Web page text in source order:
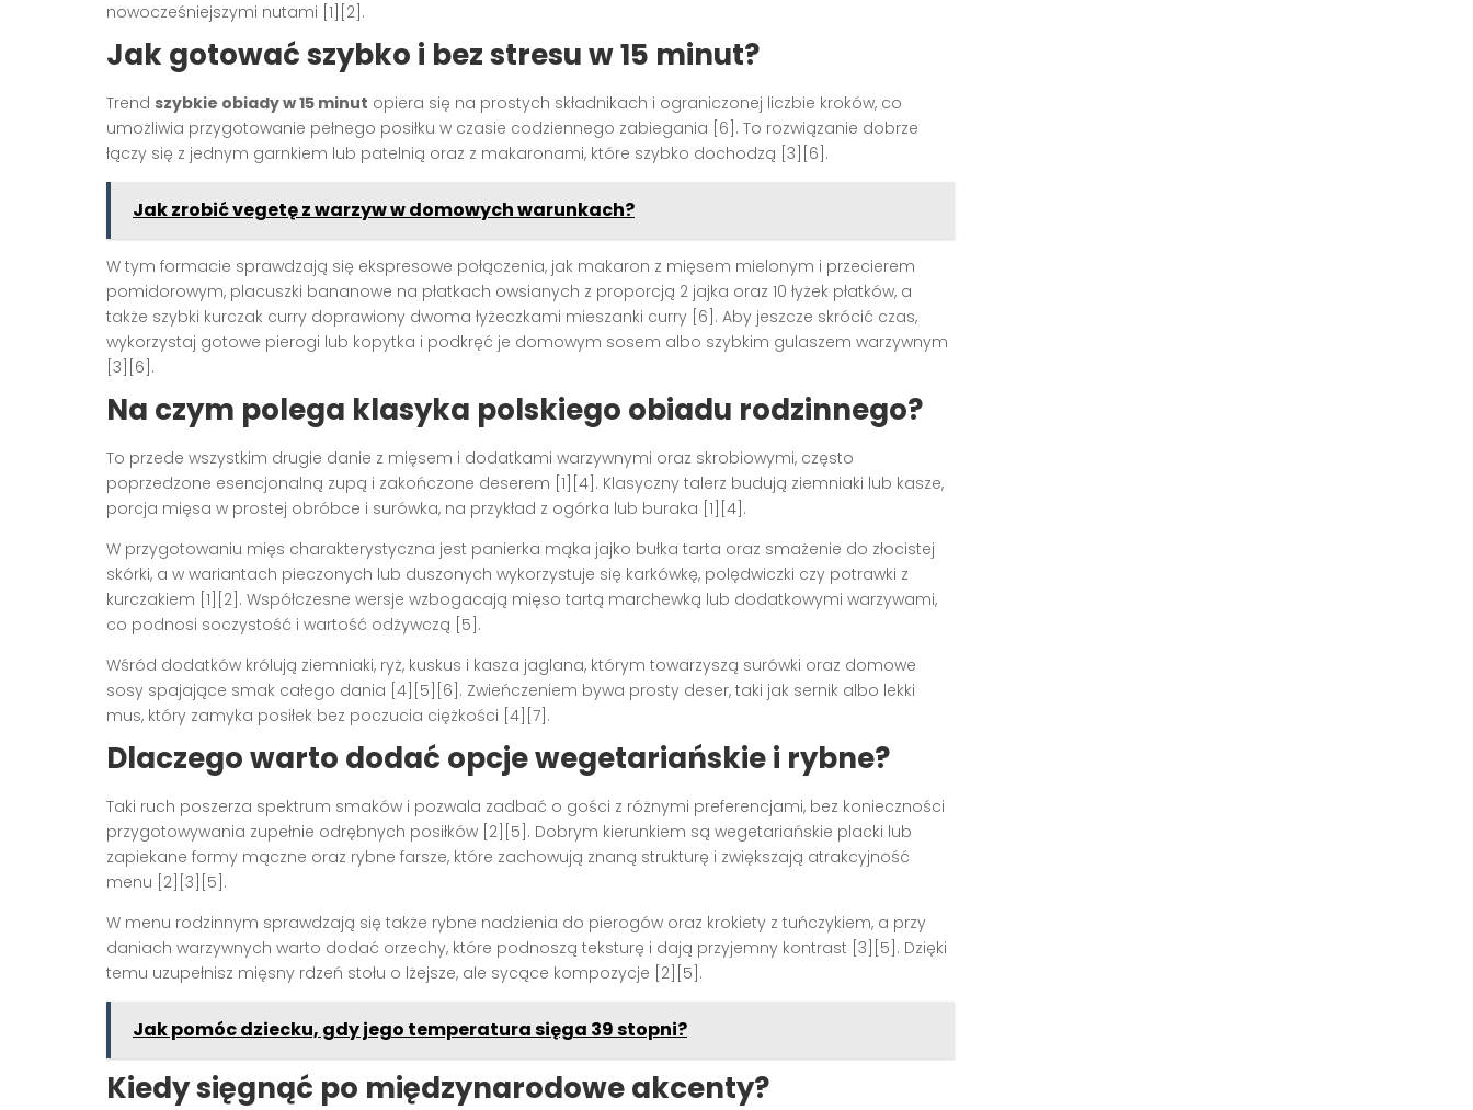
nowocześniejszymi nutami [1][2].
Jak gotować szybko i bez stresu w 15 minut?
Trend szybkie obiady w 15 minut opiera się na prostych składnikach i ograniczonej liczbie kroków, co
umożliwia przygotowanie pełnego posiłku w czasie codziennego zabiegania [6]. To rozwiązanie dobrze
łączy się z jednym garnkiem lub patelnią oraz z makaronami, które szybko dochodzą [3][6].
Jak zrobić vegetę z warzyw w domowych warunkach?
W tym formacie sprawdzają się ekspresowe połączenia, jak makaron z mięsem mielonym i przecierem
pomidorowym, placuszki bananowe na płatkach owsianych z proporcją 2 jajka oraz 10 łyżek płatków, a
także szybki kurczak curry doprawiony dwoma łyżeczkami mieszanki curry [6]. Aby jeszcze skrócić czas,
wykorzystaj gotowe pierogi lub kopytka i podkręć je domowym sosem albo szybkim gulaszem warzywnym
[3][6].
Na czym polega klasyka polskiego obiadu rodzinnego?
To przede wszystkim drugie danie z mięsem i dodatkami warzywnymi oraz skrobiowymi, często
poprzedzone esencjonalną zupą i zakończone deserem [1][4]. Klasyczny talerz budują ziemniaki lub kasze,
porcja mięsa w prostej obróbce i surówka, na przykład z ogórka lub buraka [1][4].
W przygotowaniu mięs charakterystyczna jest panierka mąka jajko bułka tarta oraz smażenie do złocistej
skórki, a w wariantach pieczonych lub duszonych wykorzystuje się karkówkę, polędwiczki czy potrawki z
kurczakiem [1][2]. Współczesne wersje wzbogacają mięso tartą marchewką lub dodatkowymi warzywami,
co podnosi soczystość i wartość odżywczą [5].
Wśród dodatków królują ziemniaki, ryż, kuskus i kasza jaglana, którym towarzyszą surówki oraz domowe
sosy spajające smak całego dania [4][5][6]. Zwieńczeniem bywa prosty deser, taki jak sernik albo lekki
mus, który zamyka posiłek bez poczucia ciężkości [4][7].
Dlaczego warto dodać opcje wegetariańskie i rybne?
Taki ruch poszerza spektrum smaków i pozwala zadbać o gości z różnymi preferencjami, bez konieczności
przygotowywania zupełnie odrębnych posiłków [2][5]. Dobrym kierunkiem są wegetariańskie placki lub
zapiekane formy mączne oraz rybne farsze, które zachowują znaną strukturę i zwiększają atrakcyjność
menu [2][3][5].
W menu rodzinnym sprawdzają się także rybne nadzienia do pierogów oraz krokiety z tuńczykiem, a przy
daniach warzywnych warto dodać orzechy, które podnoszą teksturę i dają przyjemny kontrast [3][5]. Dzięki
temu uzupełnisz mięsny rdzeń stołu o lżejsze, ale sycące kompozycje [2][5].
Jak pomóc dziecku, gdy jego temperatura sięga 39 stopni?
Kiedy sięgnąć po międzynarodowe akcenty?